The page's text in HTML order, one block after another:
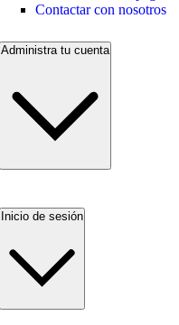
Contactar con nosotros
Administra tu cuenta
Inicio de sesión